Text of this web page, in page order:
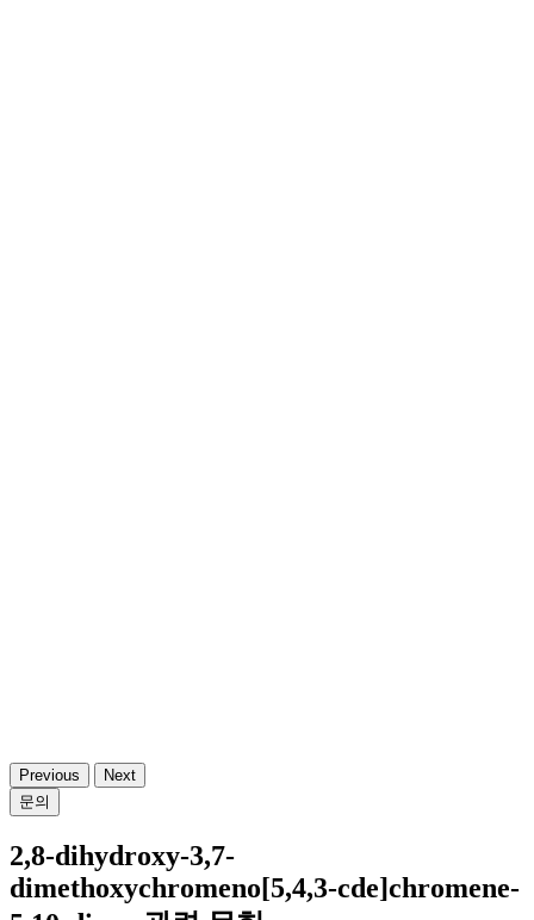
Previous
Next
문의
2,8-dihydroxy-3,7-
dimethoxychromeno[5,4,3-cde]chromene-